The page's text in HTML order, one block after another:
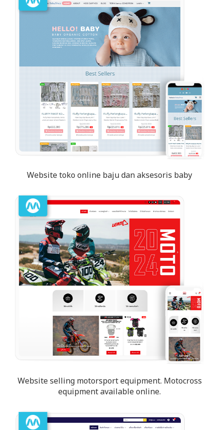
Website toko online baju dan aksesoris baby
Website selling motorsport equipment. Motocross
equipment available online.